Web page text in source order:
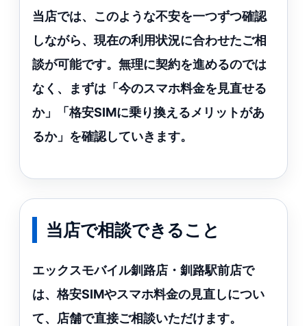
当店では、このような不安を一つずつ確認
しながら、現在の利用状況に合わせたご相
談が可能です。無理に契約を進めるのでは
なく、まずは「今のスマホ料金を見直せる
か」「格安SIMに乗り換えるメリットがあ
るか」を確認していきます。
当店で相談できること
エックスモバイル釧路店・釧路駅前店で
は、格安SIMやスマホ料金の見直しについ
て、店舗で直接ご相談いただけます。